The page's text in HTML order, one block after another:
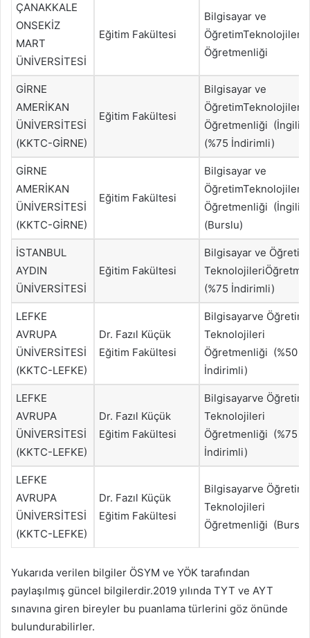
ÇANAKKALE
ONSEKİZ
MART
ÜNİVERSİTESİ
Eğitim Fakültesi
Bilgisayar ve
ÖğretimTeknolojileri
Öğretmenliği
GİRNE
AMERİKAN
ÜNİVERSİTESİ
(KKTC-GİRNE)
Eğitim Fakültesi
Bilgisayar ve
ÖğretimTeknolojileri
Öğretmenliği
(%75 İndirimli)
GİRNE
AMERİKAN
ÜNİVERSİTESİ
(KKTC-GİRNE)
Eğitim Fakültesi
Bilgisayar ve
ÖğretimTeknolojileri
Öğretmenliği
(Burslu)
İSTANBUL
AYDIN
ÜNİVERSİTESİ
Eğitim Fakültesi
Bilgisayar ve Öğretim
(%75 İndirimli)
LEFKE
AVRUPA
ÜNİVERSİTESİ
(KKTC-LEFKE)
Dr. Fazıl Küçük
Eğitim Fakültesi
Bilgisayarve Öğretim
Teknolojileri
Öğretmenliği (%50
İndirimli)
LEFKE
AVRUPA
ÜNİVERSİTESİ
(KKTC-LEFKE)
Dr. Fazıl Küçük
Eğitim Fakültesi
Bilgisayarve Öğretim
Teknolojileri
Öğretmenliği (%75
İndirimli)
LEFKE
AVRUPA
ÜNİVERSİTESİ
(KKTC-LEFKE)
Dr. Fazıl Küçük
Eğitim Fakültesi
Bilgisayarve Öğretim
Teknolojileri
Öğretmenliği
Yukarıda verilen bilgiler ÖSYM ve YÖK tarafından
paylaşılmış güncel bilgilerdir.2019 yılında TYT ve AYT
sınavına giren bireyler bu puanlama türlerini göz önünde
bulundurabilirler.